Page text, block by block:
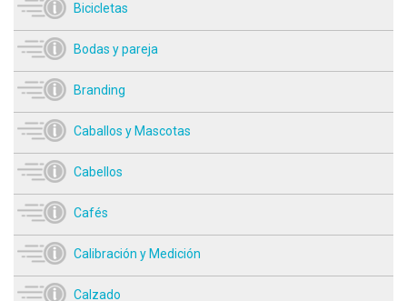
Bicicletas
Bodas y pareja
Branding
Caballos y Mascotas
Cabellos
Cafés
Calibración y Medición
Calzado